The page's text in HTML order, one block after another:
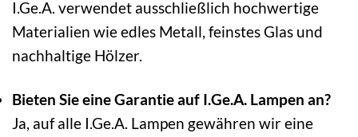
I.Ge.A. verwendet ausschließlich hochwertige
Materialien wie edles Metall, feinstes Glas und
nachhaltige Hölzer.
Bieten Sie eine Garantie auf I.Ge.A. Lampen an?
Ja, auf alle I.Ge.A. Lampen gewähren wir eine